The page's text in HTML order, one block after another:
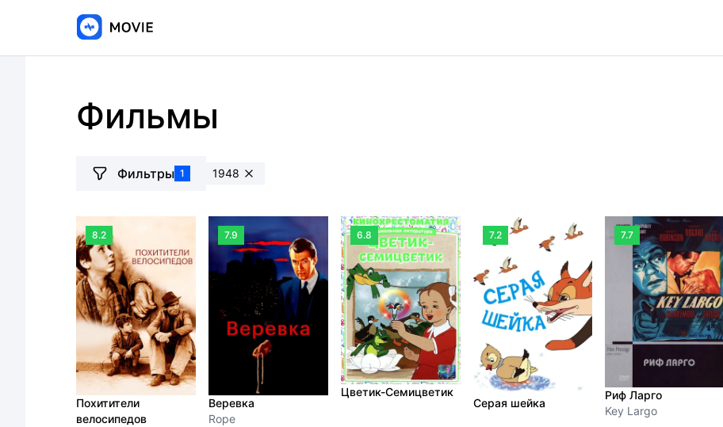
Фильмы
Фильтры 1 1948
8.2
Похитители
велосипедов
7.9
Веревка
Rope
6.8
Цветик-Семицветик
7.2
Серая шейка
7.7
Риф Ларго
Key Largo